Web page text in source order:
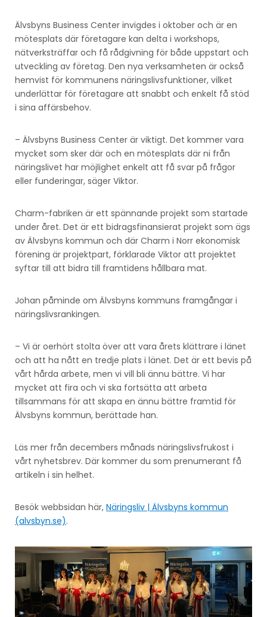
Älvsbyns Business Center invigdes i oktober och är en
mötesplats där företagare kan delta i workshops,
nätverksträffar och få rådgivning för både uppstart och
utveckling av företag. Den nya verksamheten är också
hemvist för kommunens näringslivsfunktioner, vilket
underlättar för företagare att snabbt och enkelt få stöd
i sina affärsbehov.
– Älvsbyns Business Center är viktigt. Det kommer vara
mycket som sker där och en mötesplats där ni från
näringslivet har möjlighet enkelt att få svar på frågor
eller funderingar, säger Viktor.
Charm-fabriken är ett spännande projekt som startade
under året. Det är ett bidragsfinansierat projekt som ägs
av Älvsbyns kommun och där Charm i Norr ekonomisk
förening är projektpart, förklarade Viktor att projektet
syftar till att bidra till framtidens hållbara mat.
Johan påminde om Älvsbyns kommuns framgångar i
näringslivsrankingen.
– Vi är oerhört stolta över att vara årets klättrare i länet
och att ha nått en tredje plats i länet. Det är ett bevis på
vårt hårda arbete, men vi vill bli ännu bättre. Vi har
mycket att fira och vi ska fortsätta att arbeta
tillsammans för att skapa en ännu bättre framtid för
Älvsbyns kommun, berättade han.
Läs mer från decembers månads näringslivsfrukost i
vårt nyhetsbrev. Där kommer du som prenumerant få
artikeln i sin helhet.
Besök webbsidan här, Näringsliv | Älvsbyns kommun
(alvsbyn.se).